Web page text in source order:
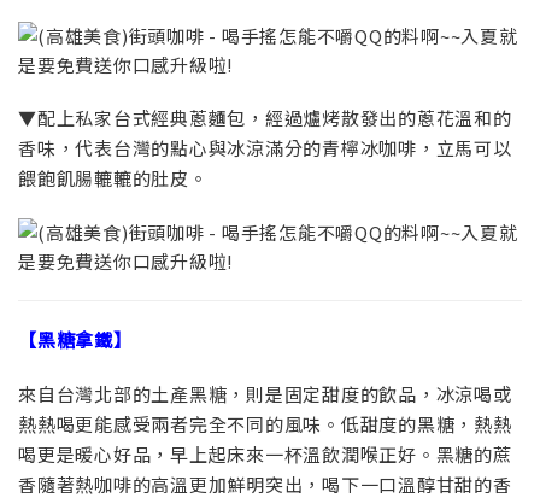
▼配上私家台式經典蔥麵包，經過爐烤散發出的蔥花溫和的
香味，代表台灣的點心與冰涼滿分的青檸冰咖啡，立馬可以
餵飽飢腸轆轆的肚皮。
【黑糖拿鐵】
來自台灣北部的土產黑糖，則是固定甜度的飲品，冰涼喝或
熱熱喝更能感受兩者完全不同的風味。低甜度的黑糖，熱熱
喝更是暖心好品，早上起床來一杯溫飲潤喉正好。黑糖的蔗
香隨著熱咖啡的高溫更加鮮明突出，喝下一口溫醇甘甜的香